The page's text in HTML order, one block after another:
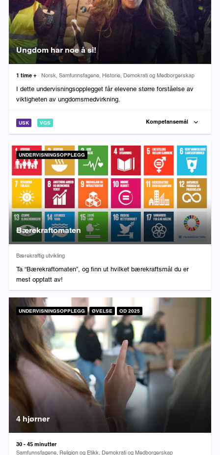
Ungdom har noe å si!
Varighet:
1 time + Fag:
Norsk, Samfunnsfagene, Historie, Demokrati og Medborgerskap
I dette undervisningsopplegget får elevene større forståelse av
viktigheten av ungdomsmedvirkning.
USK VGS Kompetansemål
UNDERVISNINGSOPPLEGG
Bærekraftomaten
Fag:
Bærekraftig utvikling
Ta “Bærekraftomaten”, og finn ut hvilket bærekraftsmål du er
mest opptatt av!
UNDERVISNINGSOPPLEGG ØVELSE OD 2025
4 hjørner
Varighet:
30 - 45 minutter
Fag:
Samfunnsfagene, Religion og Etikk, Demokrati og Medborgerskap